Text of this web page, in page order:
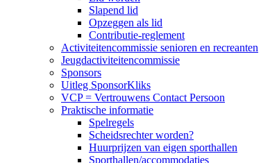
Slapend lid
Opzeggen als lid
Contributie-reglement
Activiteitencommissie senioren en recreanten
Jeugdactiviteitencommissie
Sponsors
Uitleg SponsorKliks
VCP = Vertrouwens Contact Persoon
Praktische informatie
Spelregels
Scheidsrechter worden?
Huurprijzen van eigen sporthallen
Sporthallen/accommodaties